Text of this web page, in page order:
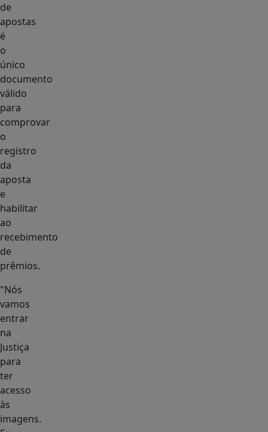
de
apostas
é
o
único
documento
válido
para
comprovar
o
registro
da
aposta
e
habilitar
ao
recebimento
de
prêmios.
"Nós
vamos
entrar
na
Justiça
para
ter
acesso
às
imagens.